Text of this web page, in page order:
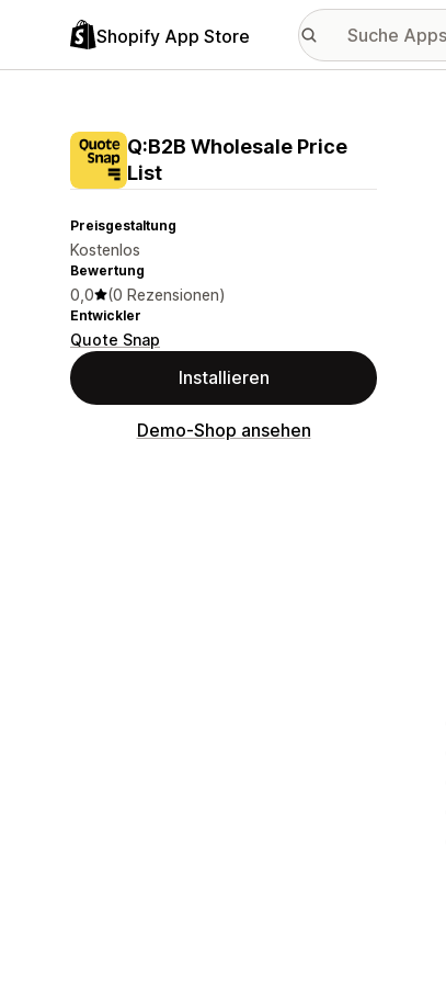
Shopify App Store
Q:B2B Wholesale Price
List
Preisgestaltung
Kostenlos
Bewertung
0,0 (0 Rezensionen)
Entwickler
Quote Snap
Installieren
Demo-Shop ansehen